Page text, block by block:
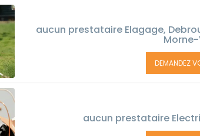
aucun prestataire Elagage,
DEMANDEZ
aucun prestataire